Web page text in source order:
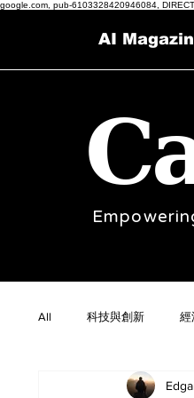
google.com, pub-6103328420946084,
AI
All 科技與創新 經